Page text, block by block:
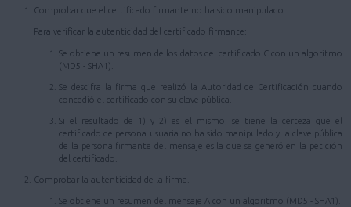
Comprobar que el certificado firmante no ha sido manipulado.
Para verificar la autenticidad del certificado firmante:
Se obtiene un resumen de los datos del certificado C con un algoritmo
(MD5 - SHA1).
Se descifra la firma que realizó la Autoridad de Certificación cuando
concedió el certificado con su clave pública.
Si el resultado de 1) y 2) es el mismo, se tiene la certeza que el
certificado de persona usuaria no ha sido manipulado y la clave pública
de la persona firmante del mensaje es la que se generó en la petición
del certificado.
Comprobar la autenticidad de la firma.
Se obtiene un resumen del mensaje A con un algoritmo (MD5 - SHA1).